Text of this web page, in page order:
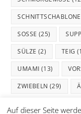
SCHNITTSCHABLONE
SOSSE (25)
SÜLZE (2) TEIG
UMAMI (13)
ZWIEBELN (29)
Auf dieser Seite